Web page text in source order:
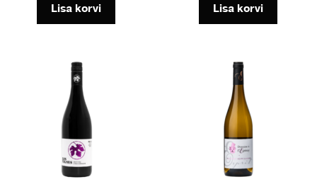
Lisa korvi Lisa korvi